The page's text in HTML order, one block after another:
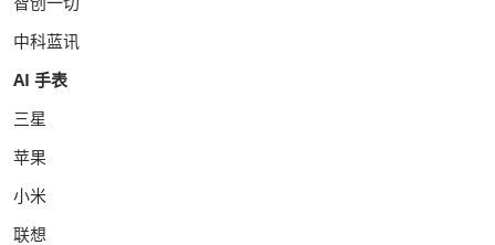
中科蓝讯
AI 手表
三星
苹果
小米
联想